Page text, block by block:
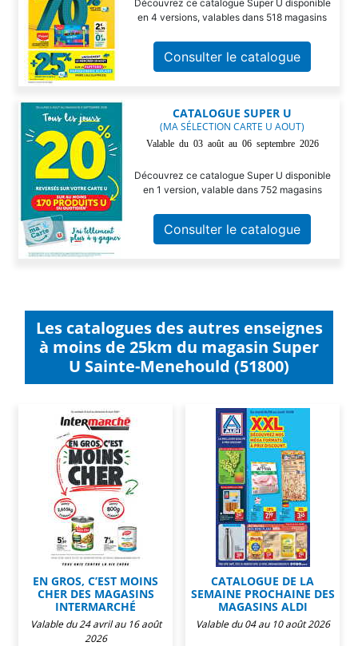
Découvrez ce catalogue Super U disponible
en 4 versions, valables dans 518 magasins
Consulter le catalogue
CATALOGUE SUPER U
(MA SÉLECTION CARTE U AOUT)
Valable du 03 août au 06 septembre 2026
Découvrez ce catalogue Super U disponible
en 1 version, valable dans 752 magasins
Consulter le catalogue
Les catalogues des autres enseignes
à moins de 25km du magasin Super
U Sainte-Menehould (51800)
EN GROS, C’EST MOINS
CHER DES MAGASINS
INTERMARCHÉ
Valable du 24 avril au 16 août
2026
CATALOGUE DE LA
SEMAINE PROCHAINE DES
MAGASINS ALDI
Valable du 04 au 10 août 2026